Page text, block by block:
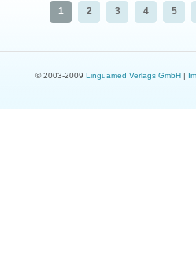
1 2 3 4 5
© 2003-2009 Linguamed Verlags GmbH|